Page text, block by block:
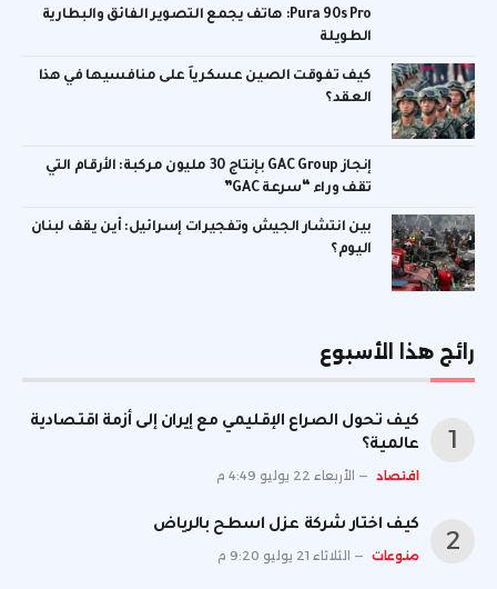
Pura 90s Pro: هاتف يجمع التصوير الفائق والبطارية
الطويلة
كيف تفوقت الصين عسكرياً على منافسيها في هذا
العقد؟
إنجاز GAC Group بإنتاج 30 مليون مركبة: الأرقام التي
تقف وراء “سرعة GAC”
بين انتشار الجيش وتفجيرات إسرائيل: أين يقف لبنان
اليوم؟
رائج هذا الأسبوع
كيف تحول الصراع الإقليمي مع إيران إلى أزمة اقتصادية
عالمية؟
اقتصاد الأربعاء 22 يوليو 4:49 م
كيف اختار شركة عزل اسطح بالرياض
منوعات الثلاثاء 21 يوليو 9:20 م